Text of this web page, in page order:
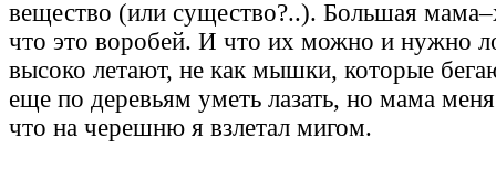
вещество (или существо?..). Большая
что это воробей. И что их можно и нужно
высоко летают, не как мышки, которые
еще по деревьям уметь лазать, но мама
что на черешню я взлетал мигом.